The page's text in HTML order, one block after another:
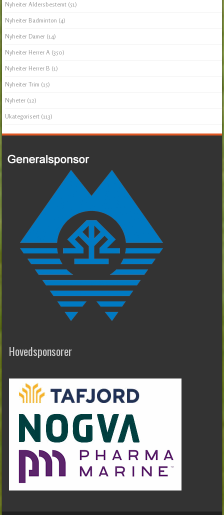
Nyheiter Aldersbestemt (51)
Nyheiter Badminton (4)
Nyheiter Damer (14)
Nyheiter Herrer A (350)
Nyheiter Herrer B (1)
Nyheiter Trim (15)
Nyheter (12)
Ukategorisert (113)
Hovedsponsorer